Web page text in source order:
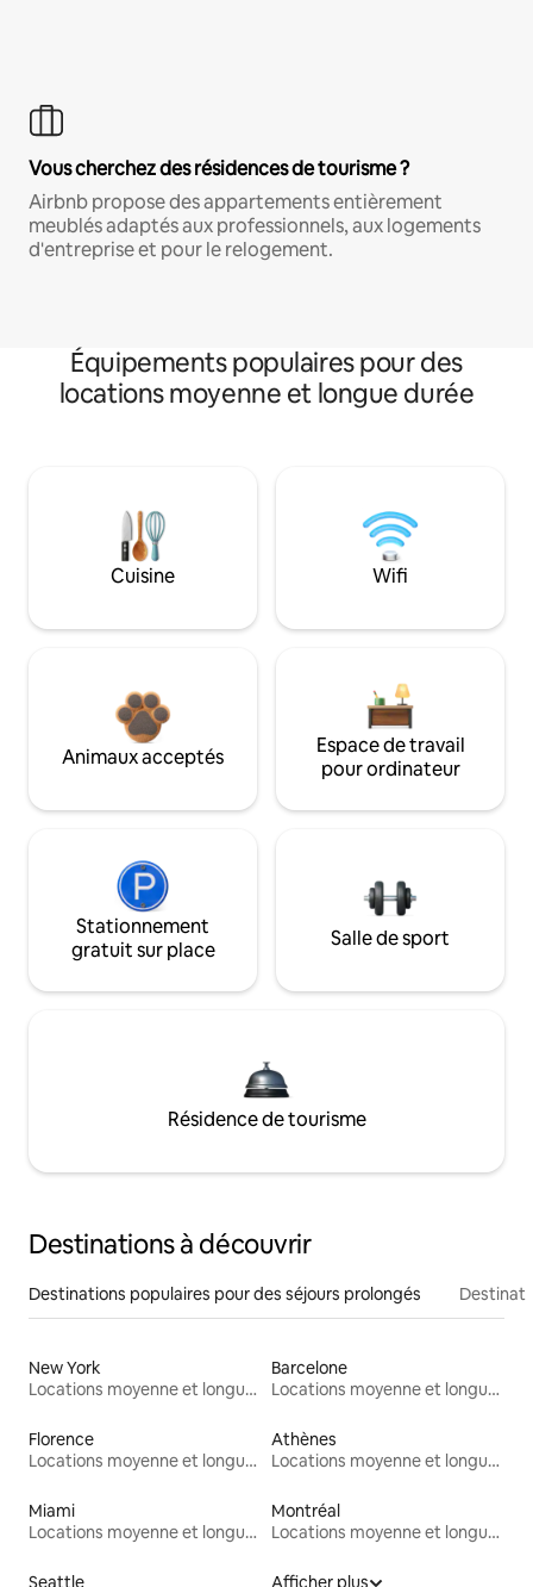
Vous cherchez des résidences de tourisme ?
Airbnb propose des appartements entièrement
meublés adaptés aux professionnels, aux logements
d'entreprise et pour le relogement.
Équipements populaires pour des
locations moyenne et longue durée
Cuisine Wifi
Animaux acceptés
Espace de travail
pour ordinateur
Stationnement
gratuit sur place
Salle de sport
Résidence de tourisme
Destinations à découvrir
Destinations populaires pour des séjours prolongés
New York
Locations moyenne et longue durée
Barcelone
Locations moyenne et longue durée
Florence
Locations moyenne et longue durée
Athènes
Locations moyenne et longue durée
Miami
Locations moyenne et longue durée
Montréal
Locations moyenne et longue durée
Seattle Afficher plus